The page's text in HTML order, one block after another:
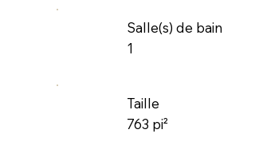
Salle(s) de bain
1
Taille
763 pi²